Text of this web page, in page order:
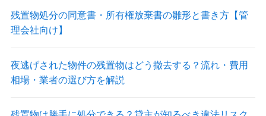
残置物処分の同意書・所有権放棄書の雛形と書き方【管
理会社向け】
夜逃げされた物件の残置物はどう撤去する？流れ・費用
相場・業者の選び方を解説